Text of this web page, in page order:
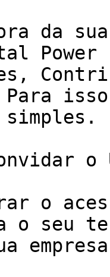
da sua
Power
Para
simples.
o
o
o seu